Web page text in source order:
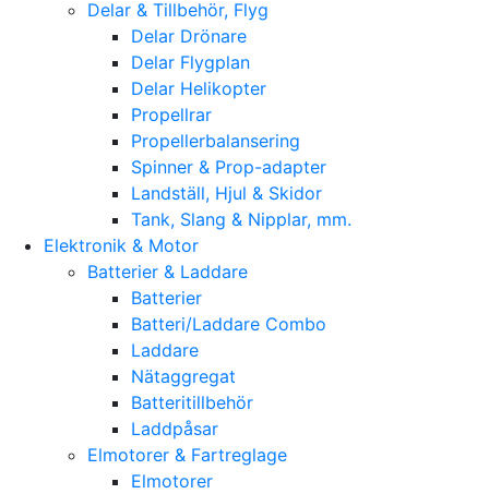
Delar & Tillbehör, Flyg
Delar Drönare
Delar Flygplan
Delar Helikopter
Propellrar
Propellerbalansering
Spinner & Prop-adapter
Landställ, Hjul & Skidor
Tank, Slang & Nipplar, mm.
Elektronik & Motor
Batterier & Laddare
Batterier
Batteri/Laddare Combo
Laddare
Nätaggregat
Batteritillbehör
Laddpåsar
Elmotorer & Fartreglage
Elmotorer